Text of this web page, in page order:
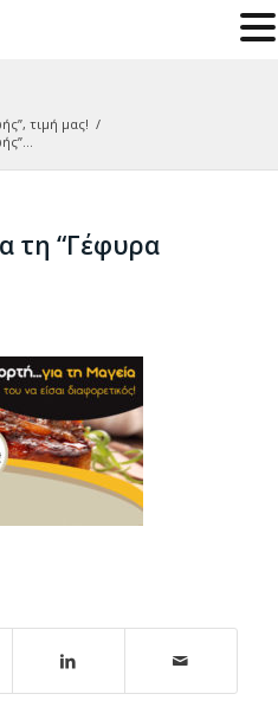
τιμή μας! /
τη “Γέφυρα